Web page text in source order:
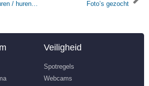
Locker onderverhuren / huren in de wintermaanden Foto’s gezocht
Veiligheid
Spotregels
Webcams